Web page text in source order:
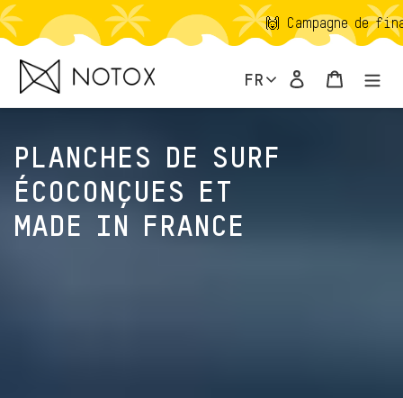
Passer
au
contenu
🙌 Campagne de financement
FR Se connecter
Panier
PLANCHES DE SURF
ÉCOCONÇUES ET
MADE IN FRANCE